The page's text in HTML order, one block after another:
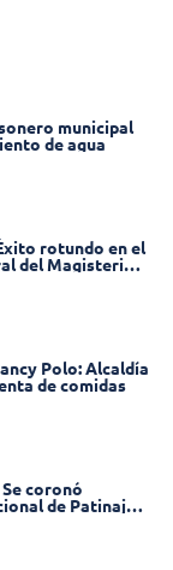
municipal
de agua
rotundo en el
del Magisterio
Polo: Alcaldía
de comidas
coronó
de Patinaje